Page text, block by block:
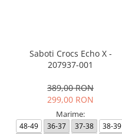
Saboti Crocs Echo X -
207937-001
389,00 RON
299,00 RON
Marime:
48-49 36-37 37-38
38-39